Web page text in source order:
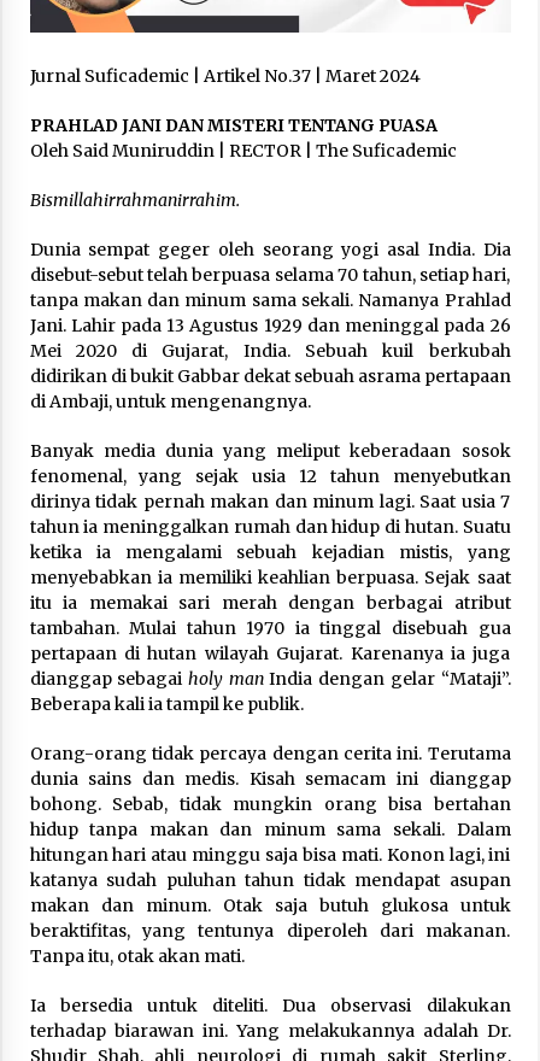
3 months ago
Takut Mati
Siswa YPHC
Said Muniruddin Beri Pelatihan dan Motivasi
untuk 179 Guru Diniyah Disdikbud Kota Banda
Aceh
4 months ago
SELVi: Sebuah Model Motivasi dalam
4 months ago
Eksistensi Iran dalam Tiga Ayat: Memahami
Aliansi Yahudi dan Kristen dalam Dinamika
Nubuwwat
5 months ago
Jurnal Suficademic | Artikel No.37 | Maret 2024
PRAHLAD JANI DAN MISTERI TENTANG PUASA
Oleh Said Muniruddin | RECTOR | The Suficademic
Bismillahirrahmanirrahim.
Dunia sempat geger oleh seorang yogi asal India. Dia
disebut-sebut telah berpuasa selama 70 tahun, setiap hari,
tanpa makan dan minum sama sekali. Namanya Prahlad
Jani. Lahir pada 13 Agustus 1929 dan meninggal pada 26
Mei 2020 di Gujarat, India. Sebuah kuil berkubah
didirikan di bukit Gabbar dekat sebuah asrama pertapaan
di Ambaji, untuk mengenangnya.
Banyak media dunia yang meliput keberadaan sosok
fenomenal, yang sejak usia 12 tahun menyebutkan
dirinya tidak pernah makan dan minum lagi. Saat usia 7
tahun ia meninggalkan rumah dan hidup di hutan. Suatu
ketika ia mengalami sebuah kejadian mistis, yang
menyebabkan ia memiliki keahlian berpuasa. Sejak saat
itu ia memakai sari merah dengan berbagai atribut
tambahan. Mulai tahun 1970 ia tinggal disebuah gua
pertapaan di hutan wilayah Gujarat. Karenanya ia juga
dianggap sebagai holy manIndia dengan gelar “Mataji”.
Beberapa kali ia tampil ke publik.
Orang-orang tidak percaya dengan cerita ini. Terutama
dunia sains dan medis. Kisah semacam ini dianggap
bohong. Sebab, tidak mungkin orang bisa bertahan
hidup tanpa makan dan minum sama sekali. Dalam
hitungan hari atau minggu saja bisa mati. Konon lagi, ini
katanya sudah puluhan tahun tidak mendapat asupan
makan dan minum. Otak saja butuh glukosa untuk
beraktifitas, yang tentunya diperoleh dari makanan.
Tanpa itu, otak akan mati.
Ia bersedia untuk diteliti. Dua observasi dilakukan
terhadap biarawan ini. Yang melakukannya adalah Dr.
Shudir Shah, ahli neurologi di rumah sakit Sterling,